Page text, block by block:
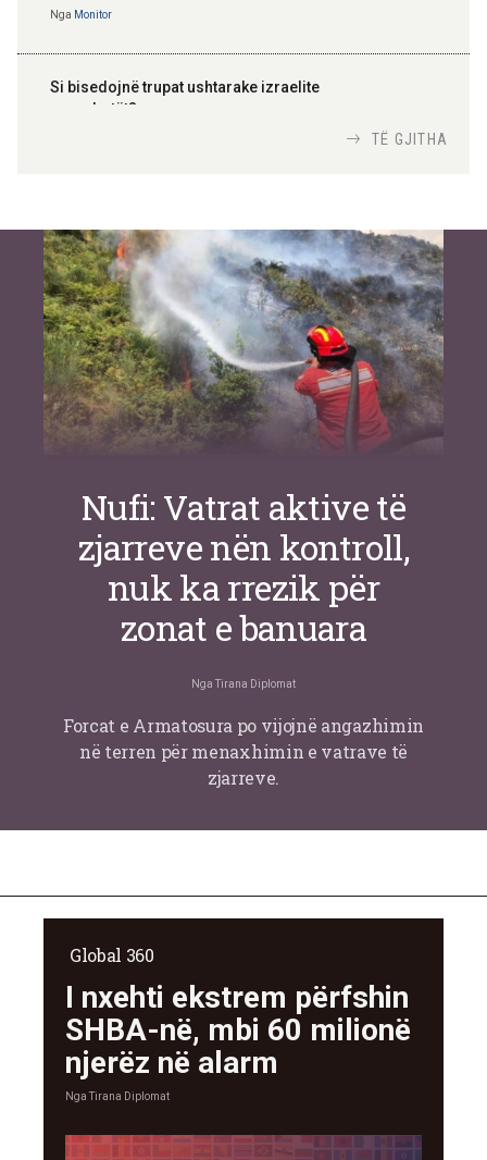
Nga Monitor
Si bisedojnë trupat ushtarake izraelite
me robotët?
inteligjente izraelite
NgaOr Shalom
TË GJITHA
Nufi: Vatrat aktive të
zjarreve nën kontroll,
nuk ka rrezik për
zonat e banuara
Nga Tirana Diplomat
Forcat e Armatosura po vijojnë angazhimin
në terren për menaxhimin e vatrave të
zjarreve.
Global 360
I nxehti ekstrem përfshin
SHBA-në, mbi 60 milionë
njerëz në alarm
NgaTirana Diplomat